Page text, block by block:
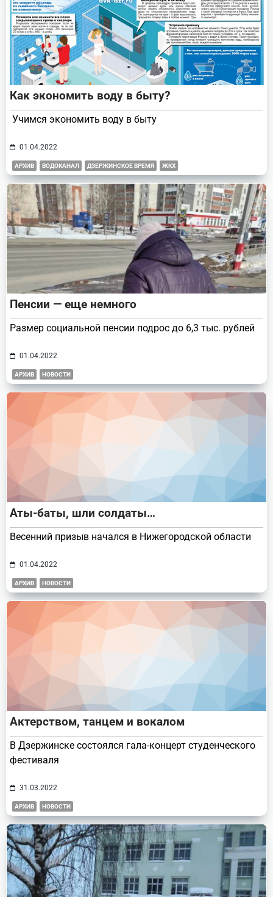
Как экономить воду в быту?
Учимся экономить воду в быту
01.04.2022
АРХИВ ВОДОКАНАЛ ДЗЕРЖИНСКОЕ ВРЕМЯ ЖКХ
Пенсии — еще немного
Размер социальной пенсии подрос до 6,3 тыс. рублей
01.04.2022
АРХИВ НОВОСТИ
Аты-баты, шли солдаты…
Весенний призыв начался в Нижегородской области
01.04.2022
АРХИВ НОВОСТИ
Актерством, танцем и вокалом
В Дзержинске состоялся гала-концерт студенческого
фестиваля
31.03.2022
АРХИВ НОВОСТИ